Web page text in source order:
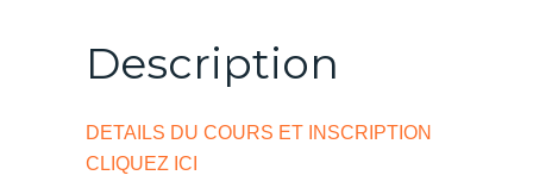
Description
DETAILS DU COURS ET INSCRIPTION
CLIQUEZ ICI